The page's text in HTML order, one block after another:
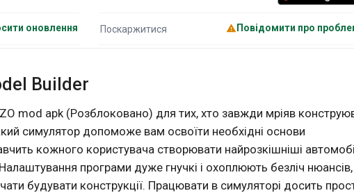
оновлення Поскаржитися Повідомити про
Builder
mod apk (Розблоковано) для тих, хто завжди мріяв
симулятор допоможе вам освоїти необхідні основи
кожного користувача створювати найрозкішніші
програми дуже гнучкі і охоплюють безліч нюансів,
будувати конструкції. Працювати в симуляторі досить